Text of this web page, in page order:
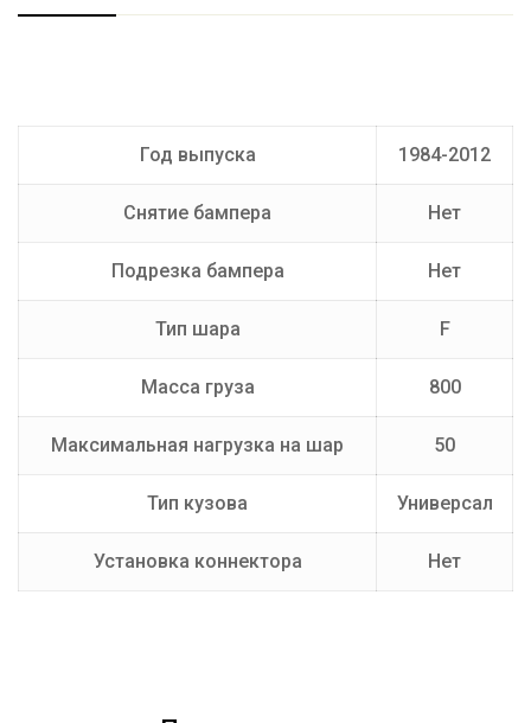
Год выпуска 1984-2012
Снятие бампера Нет
Подрезка бампера Нет
Тип шара F
Масса груза 800
Максимальная нагрузка на шар 50
Тип кузова Универсал
Установка коннектора Нет
Производитель
F